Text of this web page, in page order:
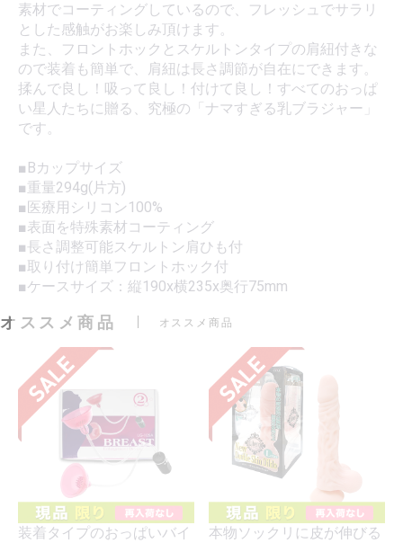
素材でコーティングしているので、フレッシュでサラリ
とした感触がお楽しみ頂けます。
また、フロントホックとスケルトンタイプの肩紐付きな
ので装着も簡単で、肩紐は長さ調節が自在にできます。
揉んで良し！吸って良し！付けて良し！すべてのおっぱ
い星人たちに贈る、究極の「ナマすぎる乳ブラジャー」
です。
■Bカップサイズ
■重量294g(片方)
■医療用シリコン100%
■表面を特殊素材コーティング
■長さ調整可能スケルトン肩ひも付
■取り付け簡単フロントホック付
■ケースサイズ：縦190x横235x奥行75mm
オススメ商品 オススメ商品
装着タイプのおっぱいバイ
本物ソックリに皮が伸びる